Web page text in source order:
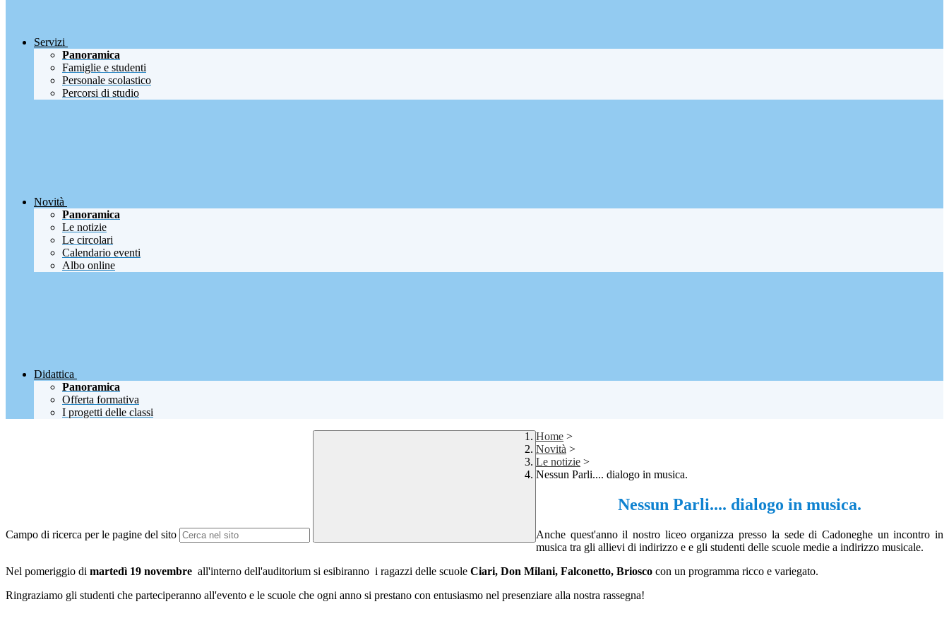
Servizi
Panoramica
Famiglie e studenti
Personale scolastico
Percorsi di studio
Novità
Panoramica
Le notizie
Le circolari
Calendario eventi
Albo online
Didattica
Panoramica
Offerta formativa
I progetti delle classi
Campo di ricerca per le pagine del sito
Home >
Novità >
Le notizie >
Nessun Parli.... dialogo in musica.
Nessun Parli.... dialogo in musica.
Anche quest'anno il nostro liceo organizza presso la sede di Cadoneghe un incontro in
musica tra gli allievi di indirizzo e e gli studenti delle scuole medie a indirizzo musicale.
Nel pomeriggio di martedì 19 novembre all'interno dell'auditorium si esibiranno i ragazzi delle scuole Ciari, Don Milani, Falconetto, Briosco con un programma ricco e variegato.
Ringraziamo gli studenti che parteciperanno all'evento e le scuole che ogni anno si prestano con entusiasmo nel presenziare alla nostra rassegna!